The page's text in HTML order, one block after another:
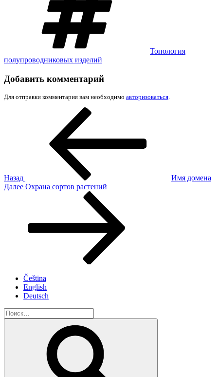
Топология
полупроводниковых изделий
Добавить комментарий
Для отправки комментария вам необходимо авторизоваться.
Назад
Имя домена
Следующая
Далее Охрана сортов растений
Čeština
English
Deutsch
Искать: